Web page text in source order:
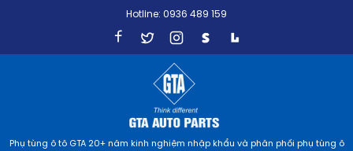
Hotline: 0936 489 159
Phụ tùng ô tô GTA 20+ năm kinh nghiệm nhập khẩu và phân phối phụ tùng ô